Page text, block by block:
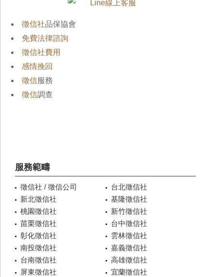
徵信社品保協會
免費法律諮詢
徵信社費用
感情挽回
徵信服務
徵信調查
服務範疇
徵信社 / 徵信公司
台北徵信社
新北徵信社
基隆徵信社
桃園徵信社
新竹徵信社
苗栗徵信社
台中徵信社
彰化徵信社
雲林徵信社
南投徵信社
嘉義徵信社
台南徵信社
高雄徵信社
屏東徵信社
宜蘭徵信社